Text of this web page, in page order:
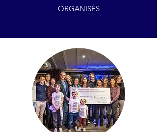
ORGANISÉS